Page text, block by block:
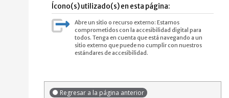
Ícono(s) utilizado(s) en esta página:
Abre un sitio o recurso externo: Estamos
comprometidos con la accesibilidad digital para
todos. Tenga en cuenta que está navegando a un
sitio externo que puede no cumplir con nuestros
estándares de accesibilidad.
Regresar a la página anterior